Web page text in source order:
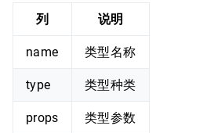
列 说明
name 类型名称
type 类型种类
props 类型参数